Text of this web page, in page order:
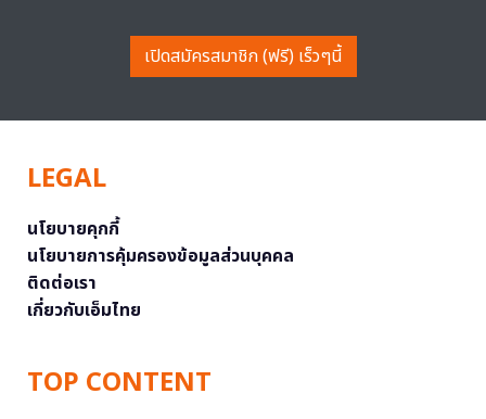
เปิดสมัครสมาชิก (ฟรี) เร็วๆนี้
LEGAL
นโยบายคุกกี้
นโยบายการคุ้มครองข้อมูลส่วนบุคคล
ติดต่อเรา
เกี่ยวกับเอ็มไทย
TOP CONTENT